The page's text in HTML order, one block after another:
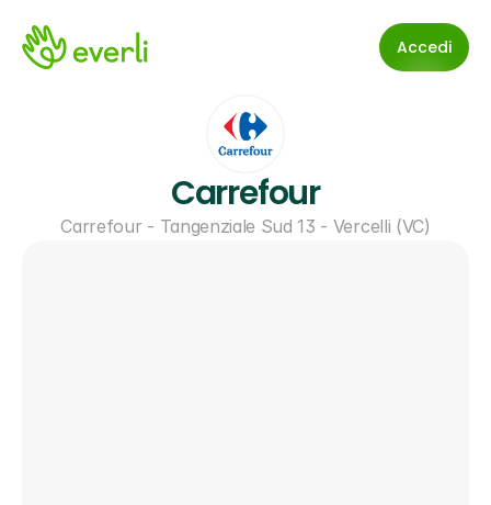
Accedi
Carrefour
Carrefour - Tangenziale Sud 13 - Vercelli (VC)